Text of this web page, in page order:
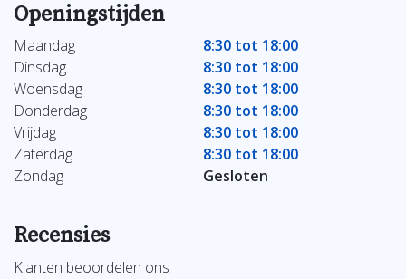
Openingstijden
Maandag
8:30 tot 18:00
Dinsdag
8:30 tot 18:00
Woensdag
8:30 tot 18:00
Donderdag
8:30 tot 18:00
Vrijdag
8:30 tot 18:00
Zaterdag
8:30 tot 18:00
Zondag
Gesloten
Recensies
Klanten beoordelen ons